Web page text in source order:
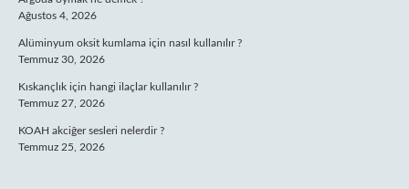
Ağustos 4, 2026
Alüminyum oksit kumlama için nasıl kullanılır ?
Temmuz 30, 2026
Kıskançlık için hangi ilaçlar kullanılır ?
Temmuz 27, 2026
KOAH akciğer sesleri nelerdir ?
Temmuz 25, 2026